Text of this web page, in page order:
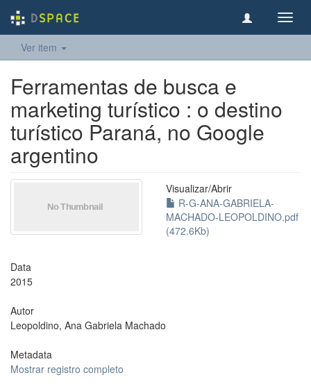
Ver item
Ferramentas de busca e
marketing turístico : o destino
turístico Paraná, no Google
argentino
Visualizar/Abrir
R-G-ANA-GABRIELA-
MACHADO-LEOPOLDINO.pdf
(472.6Kb)
Data
2015
Autor
Leopoldino, Ana Gabriela Machado
Metadata
Mostrar registro completo